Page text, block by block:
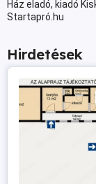
Ház eladó, kiadó
Startapró.hu
Hirdetések